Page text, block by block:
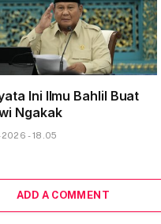
Ini Ilmu Bahlil Buat
Ngakak
- 18.05
ADD A COMMENT